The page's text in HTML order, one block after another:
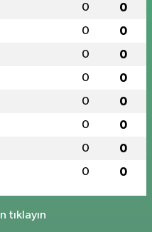
0 0
0 0
0 0
0 0
0 0
0 0
0 0
0 0
tıklayın